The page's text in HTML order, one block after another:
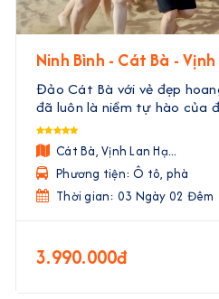
Ninh Bình - Cát Bà -
Building | 3 Ngày 2 Đêm
Đảo Cát Bà với vẻ đẹp
đã luôn là niềm tự hào của
đảo này, không chỉ có cơ hội
đến siêu thú vị, tham gia
...
Cát Bà, Vịnh Lan Hạ...
Phương tiện: Ô tô, phà
Thời gian: 03 Ngày 02 Đêm
3.990.000đ